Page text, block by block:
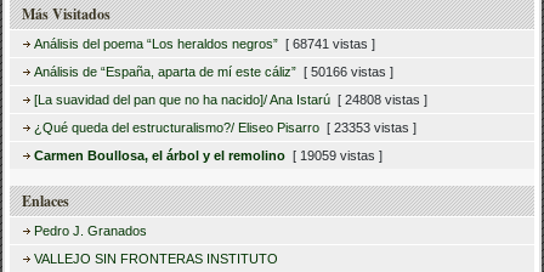
Más Visitados
Análisis del poema “Los heraldos negros” [ 68741 vistas ]
Análisis de “España, aparta de mí este cáliz” [ 50166 vistas ]
[La suavidad del pan que no ha nacido]/ Ana Istarú [ 24808 vistas ]
¿Qué queda del estructuralismo?/ Eliseo Pisarro [ 23353 vistas ]
Carmen Boullosa, el árbol y el remolino [ 19059 vistas ]
Enlaces
Pedro J. Granados
VALLEJO SIN FRONTERAS INSTITUTO